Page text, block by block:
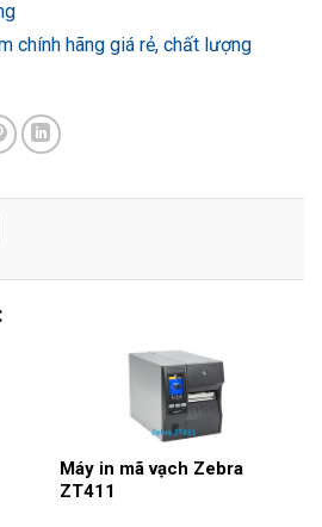
chính hãng giá rẻ, chất lượng
Máy in mã vạch Zebra
ZT411